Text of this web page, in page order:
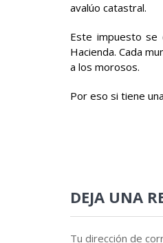
avalúo catastral.
Este impuesto se
Hacienda. Cada
a los morosos.
Por eso si tiene
DEJA UNA
Tu dirección de